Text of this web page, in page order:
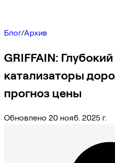
Блог/Архив
GRIFFAIN:
катализаторы
прогноз цены
Обновлено 20 нояб. 2025 г.